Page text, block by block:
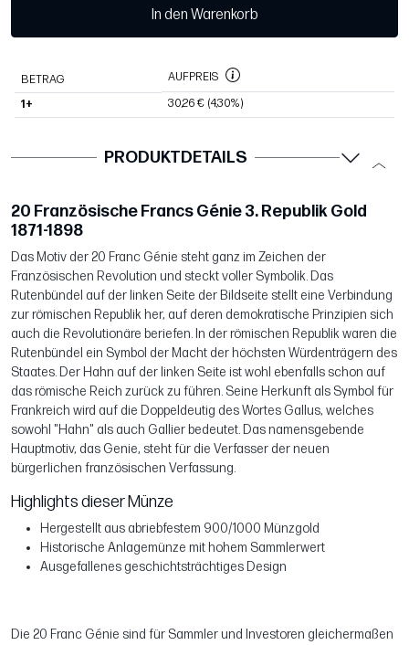
In den Warenkorb
BETRAG AUFPREIS
1+ 30,26 € (4,30%)
PRODUKTDETAILS
20 Französische Francs Génie 3. Republik Gold
1871-1898
Das Motiv der 20 Franc Génie steht ganz im Zeichen der
Französischen Revolution und steckt voller Symbolik. Das
Rutenbündel auf der linken Seite der Bildseite stellt eine Verbindung
zur römischen Republik her, auf deren demokratische Prinzipien sich
auch die Revolutionäre beriefen. In der römischen Republik waren die
Rutenbündel ein Symbol der Macht der höchsten Würdenträgern des
Staates. Der Hahn auf der linken Seite ist wohl ebenfalls schon auf
das römische Reich zurück zu führen. Seine Herkunft als Symbol für
Frankreich wird auf die Doppeldeutig des Wortes Gallus, welches
sowohl "Hahn" als auch Gallier bedeutet. Das namensgebende
Hauptmotiv, das Genie, steht für die Verfasser der neuen
bürgerlichen französischen Verfassung.
Highlights dieser Münze
Hergestellt aus abriebfestem 900/1000 Münzgold
Historische Anlagemünze mit hohem Sammlerwert
Ausgefallenes geschichtsträchtiges Design
Die 20 Franc Génie sind für Sammler und Investoren gleichermaßen